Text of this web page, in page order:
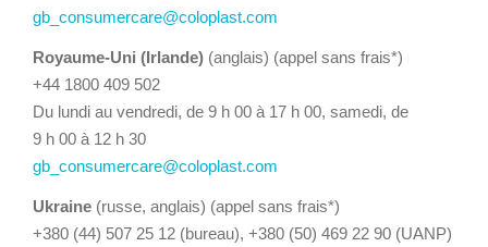
gb_consumercare@coloplast.com
Royaume-Uni (Irlande) (anglais) (appel sans frais*)
+44 1800 409 502
Du lundi au vendredi, de 9 h 00 à 17 h 00, samedi, de
9 h 00 à 12 h 30
gb_consumercare@coloplast.com
Ukraine (russe, anglais) (appel sans frais*)
+380 (44) 507 25 12 (bureau), +380 (50) 469 22 90 (UANP)